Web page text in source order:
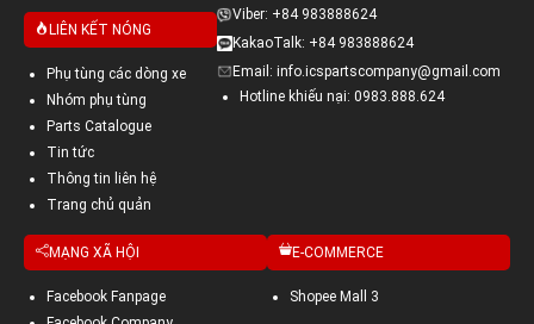
LIÊN KẾT NÓNG
Phụ tùng các dòng xe
Nhóm phụ tùng
Parts Catalogue
Tin tức
Thông tin liên hệ
Trang chủ quản
Viber: +84 983888624
KakaoTalk: +84 983888624
Email: info.icspartscompany@gmail.com
Hotline khiếu nại: 0983.888.624
MẠNG XÃ HỘI
Facebook Fanpage
E-COMMERCE
Shopee Mall 3